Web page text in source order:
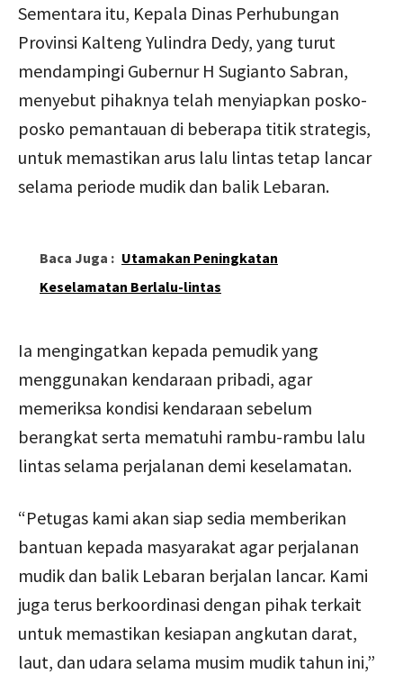
Sementara itu, Kepala Dinas Perhubungan
Provinsi Kalteng Yulindra Dedy, yang turut
mendampingi Gubernur H Sugianto Sabran,
menyebut pihaknya telah menyiapkan posko-
posko pemantauan di beberapa titik strategis,
untuk memastikan arus lalu lintas tetap lancar
selama periode mudik dan balik Lebaran.
Baca Juga : Utamakan Peningkatan
Keselamatan Berlalu-lintas
Ia mengingatkan kepada pemudik yang
menggunakan kendaraan pribadi, agar
memeriksa kondisi kendaraan sebelum
berangkat serta mematuhi rambu-rambu lalu
lintas selama perjalanan demi keselamatan.
“Petugas kami akan siap sedia memberikan
bantuan kepada masyarakat agar perjalanan
mudik dan balik Lebaran berjalan lancar. Kami
juga terus berkoordinasi dengan pihak terkait
untuk memastikan kesiapan angkutan darat,
laut, dan udara selama musim mudik tahun ini,”